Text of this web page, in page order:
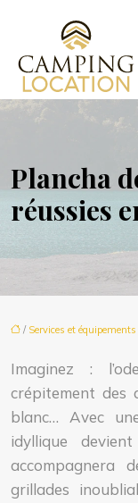
Plancha
réussies
/ Services et équipements
Imaginez :
crépitement des
blanc… Avec
idyllique
accompagnera
grillades